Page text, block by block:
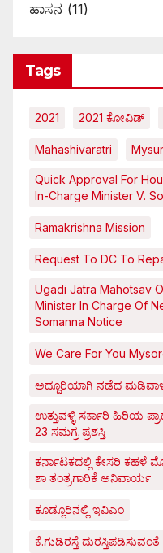
ಹಾಸನ (11)
Tags
2021 2021 ಕೋವಿಡ್‌
Mahashivaratri
Quick Approval For
In-Charge Minister V.
Ramakrishna Mission
Request To DC To
Ugadi Jatra Mahotsav
Minister In Charge Of
Somanna Notice
We Care For You
ಅದ್ದೂರಿಯಾಗಿ ನಡೆದ
ಉತ್ತುವಳ್ಳಿ ಸರ್ಕಾರಿ ಹಿರಿಯ
23 ಸಮಗ್ರ ಪ್ರಶಸ್ತಿ
ಕರ್ನಾಟಕದಲ್ಲಿ ಕೇಸರಿ ಕಹಳೆ
ಶಾ ತಂತ್ರಗಾರಿಕೆ ಅನಿವಾರ್ಯ
ಕೂಡ್ಲೂರಿನಲ್ಲಿ ಇವಿಎಂ
ಕೆ.ಗುಡಿರಸ್ತೆ